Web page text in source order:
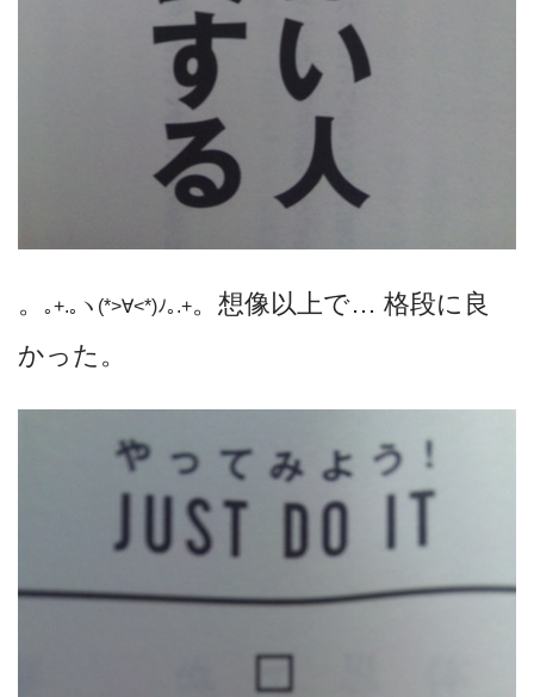
。 ｡+.｡ヽ(*>∀<*)ﾉ｡.+。想像以上で… 格段に良
かった。